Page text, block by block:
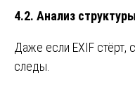
4.2. Анализ
Даже если EXIF стёрт,
следы.